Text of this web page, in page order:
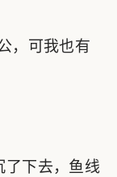
，可我也有
下去，鱼线